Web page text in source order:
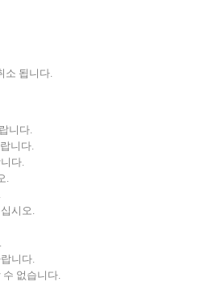
소 됩니다.
니다.
니다.
다.
.
시오.
니다.
수 없습니다.